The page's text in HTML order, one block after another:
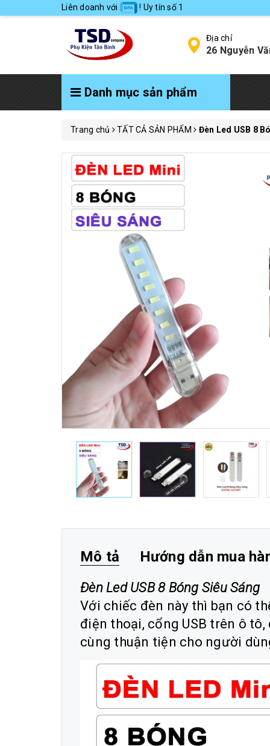
Liên doanh với ! Uy tín số 1
Địa chỉ
26 Nguyễn
Danh mục sản phẩm
Trang chủ TẤT CẢ SẢN PHẨM Đèn Led USB 8
Mô tả Hướng dẫn mua
Đèn Led USB 8 Bóng Siêu Sáng
Với chiếc đèn này thì bạn có
điện thoại, cổng USB trên ô
cùng thuận tiện cho người